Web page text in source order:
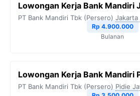
Lowongan Kerja Bank Mandiri
PT Bank Mandiri Tbk (Persero) Jakarta
Rp 4.900.000
Bulanan
Lowongan Kerja Bank Mandiri
PT Bank Mandiri Tbk (Persero) Pidie